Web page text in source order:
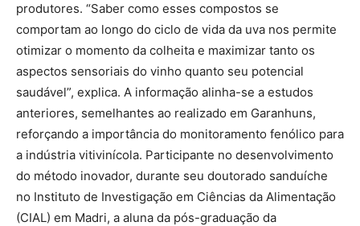
produtores. “Saber como esses compostos se
comportam ao longo do ciclo de vida da uva nos permite
otimizar o momento da colheita e maximizar tanto os
aspectos sensoriais do vinho quanto seu potencial
saudável”, explica. A informação alinha-se a estudos
anteriores, semelhantes ao realizado em Garanhuns,
reforçando a importância do monitoramento fenólico para
a indústria vitivinícola. Participante no desenvolvimento
do método inovador, durante seu doutorado sanduíche
no Instituto de Investigação em Ciências da Alimentação
(CIAL) em Madri, a aluna da pós-graduação da